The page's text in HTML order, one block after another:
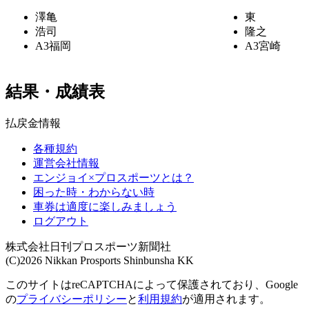
澤亀
浩司
A3福岡
東
隆之
A3宮崎
結果・成績表
払戻金情報
各種規約
運営会社情報
エンジョイ×プロスポーツとは？
困った時・わからない時
車券は適度に楽しみましょう
ログアウト
株式会社日刊プロスポーツ新聞社
(C)2026 Nikkan Prosports Shinbunsha KK
このサイトはreCAPTCHAによって保護されており、Google
のプライバシーポリシーと利用規約が適用されます。